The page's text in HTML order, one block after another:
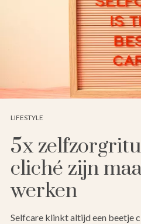
LIFESTYLE
5x
cliché zijn
werken
Selfcare klinkt altijd een beetje